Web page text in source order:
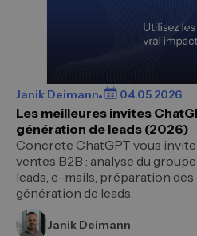
Janik Deimann 04.05.2026
Les meilleures invites
génération de leads (2026)
Concrete ChatGPT vous invite
ventes B2B : analyse du
leads, e-mails, préparation
génération de leads.
Janik Deimann